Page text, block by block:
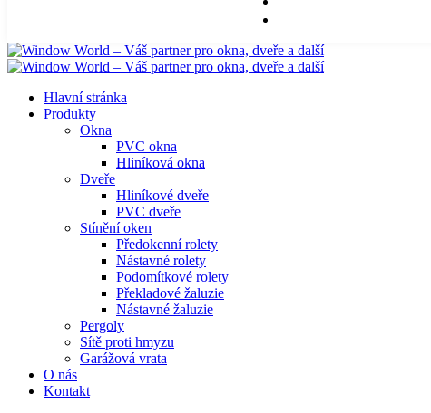
Hlavní stránka
Produkty
Okna
PVC okna
Hliníková okna
Dveře
Hliníkové dveře
PVC dveře
Stínění oken
Předokenní rolety
Nástavné rolety
Podomítkové rolety
Překladové žaluzie
Nástavné žaluzie
Pergoly
Sítě proti hmyzu
Garážová vrata
O nás
Kontakt